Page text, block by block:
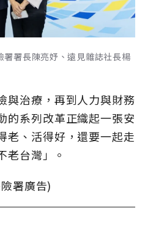
署長陳亮妤、遠見雜誌社長楊
與治療，再到人力與財務
的系列改革正織起一張安
老、活得好，還要一起走
老台灣」。
署廣告)